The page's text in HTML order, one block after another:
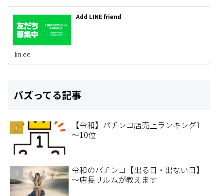
Add LINE friend
lin.ee
バズってる記事
【令和】パチンコ店売上ランキング1
～10位
令和のパチンコ【出る日・出ない日】
～店長リルムが教えます